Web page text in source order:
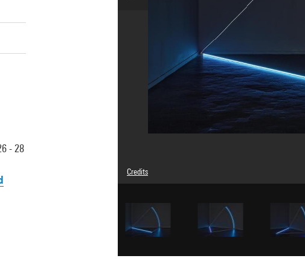
- 28
Credits
Caption : Installation dans l'exposition "Pompompidou",
Photo credits : Centre Pompidou, MNAM-CCI/Audrey
Image reference : 4Y16211
Image presentation :
GrandPalaisRmnPhoto